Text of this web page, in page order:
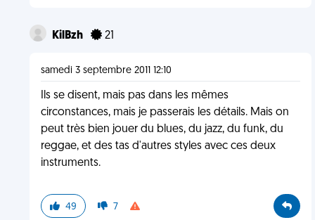
KilBzh 21
samedi 3 septembre 2011 12:10
Ils se disent, mais pas dans les mêmes
circonstances, mais je passerais les détails. Mais on
peut très bien jouer du blues, du jazz, du funk, du
reggae, et des tas d'autres styles avec ces deux
instruments.
49 7